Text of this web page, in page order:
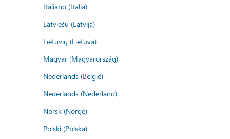
Italiano (Italia)
Latviešu (Latvija)
Lietuvių (Lietuva)
Magyar (Magyarország)
Nederlands (België)
Nederlands (Nederland)
Norsk (Norge)
Polski (Polska)